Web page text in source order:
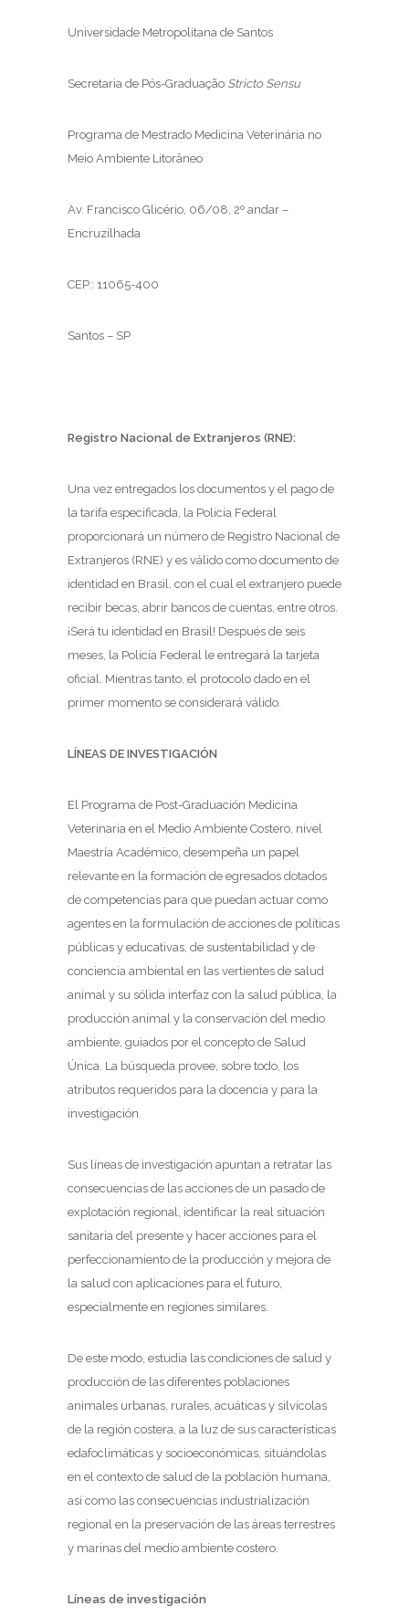
Universidade Metropolitana de Santos
Secretaria de Pós-Graduação Stricto Sensu
Programa de Mestrado Medicina Veterinária no
Meio Ambiente Litorâneo
Av. Francisco Glicério, 06/08, 2º andar –
Encruzilhada
CEP.: 11065-400
Santos – SP
Registro Nacional de Extranjeros (RNE):
Una vez entregados los documentos y el pago de
la tarifa especificada, la Policía Federal
proporcionará un número de Registro Nacional de
Extranjeros (RNE) y es válido como documento de
identidad en Brasil, con el cual el extranjero puede
recibir becas, abrir bancos de cuentas, entre otros.
¡Será tu identidad en Brasil! Después de seis
meses, la Policía Federal le entregará la tarjeta
oficial. Mientras tanto, el protocolo dado en el
primer momento se considerará válido.
LÍNEAS DE INVESTIGACIÓN
El Programa de Post-Graduación Medicina
Veterinaria en el Medio Ambiente Costero, nivel
Maestría Académico, desempeña un papel
relevante en la formación de egresados ​​dotados
de competencias para que puedan actuar como
agentes en la formulación de acciones de políticas
públicas y educativas, de sustentabilidad y de
conciencia ambiental en las vertientes de salud
animal y su sólida interfaz con la salud pública, la
producción animal y la conservación del medio
ambiente, guiados por el concepto de Salud
Única. La búsqueda provee, sobre todo, los
atributos requeridos para la docencia y para la
investigación.
Sus líneas de investigación apuntan a retratar las
consecuencias de las acciones de un pasado de
explotación regional, identificar la real situación
sanitaria del presente y hacer acciones para el
perfeccionamiento de la producción y mejora de
la salud con aplicaciones para el futuro,
especialmente en regiones similares.
De este modo, estudia las condiciones de salud y
producción de las diferentes poblaciones
animales urbanas, rurales, acuáticas y silvícolas
de la región costera, a la luz de sus características
edafoclimáticas y socioeconómicas, situándolas
en el contexto de salud de la población humana,
así como las consecuencias industrialización
regional en la preservación de las áreas terrestres
y marinas del medio ambiente costero.
Líneas de investigación